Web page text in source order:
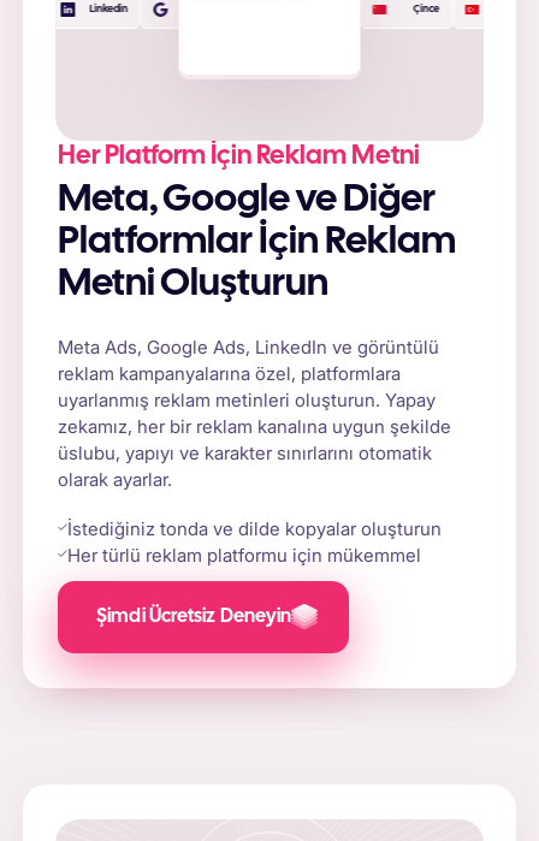
Her Platform İçin Reklam Metni
Meta, Google ve Diğer
Platformlar İçin Reklam
Metni Oluşturun
Meta Ads, Google Ads, LinkedIn ve görüntülü
reklam kampanyalarına özel, platformlara
uyarlanmış reklam metinleri oluşturun. Yapay
zekamız, her bir reklam kanalına uygun şekilde
üslubu, yapıyı ve karakter sınırlarını otomatik
olarak ayarlar.
İstediğiniz tonda ve dilde kopyalar oluşturun
Her türlü reklam platformu için mükemmel
Şimdi Ücretsiz Deneyin
Linkedin Çince